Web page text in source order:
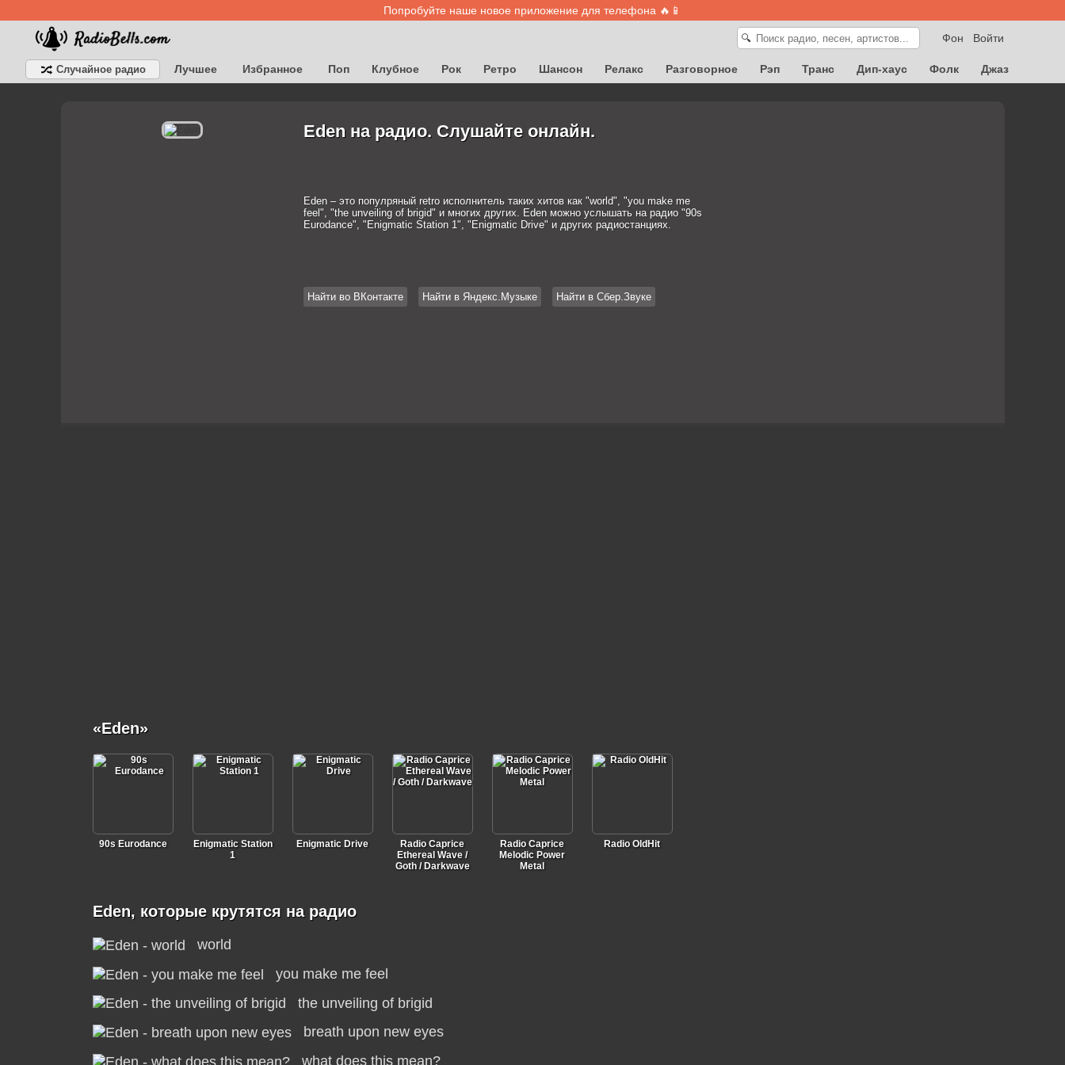
Попробуйте наше новое приложение для телефона 🔥📱
Войти
Фон
🔍
Случайное радио Лучшее Избранное Поп Клубное Рок Ретро Шансон Релакс Разговорное Рэп Транс Дип-хаус Фолк
Джаз
Eden на радио. Слушайте онлайн.
Eden – это популряный retro исполнитель таких хитов как "world", "you make me
feel", "the unveiling of brigid" и многих других. Eden можно услышать на радио "90s
Eurodance", "Enigmatic Station 1", "Enigmatic Drive" и других радиостанциях.
Найти во ВКонтакте Найти в Яндекс.Музыке Найти в Сбер.Звуке
«Eden»
90s Eurodance
Enigmatic Station
1
Enigmatic Drive
Radio Caprice
Ethereal Wave /
Goth / Darkwave
Radio Caprice
Melodic Power
Metal
Radio OldHit
Eden, которые крутятся на радио
world
you make me feel
the unveiling of brigid
breath upon new eyes
what does this mean?